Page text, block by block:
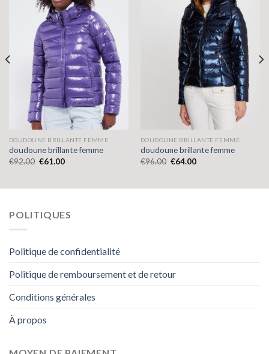
DOUDOUNE BRILLANTE FEMME
doudoune brillante femme
€92.00 €61.00
DOUDOUNE BRILLANTE FEMME
doudoune brillante femme
€96.00 €64.00
POLITIQUES
Politique de confidentialité
Politique de remboursement et de retour
Conditions générales
À propos